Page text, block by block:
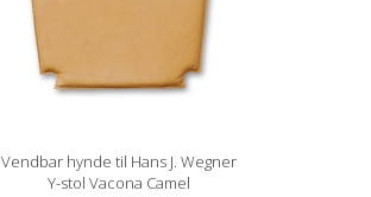
Vendbar hynde til Hans J. Wegner
Y-stol Vacona Camel